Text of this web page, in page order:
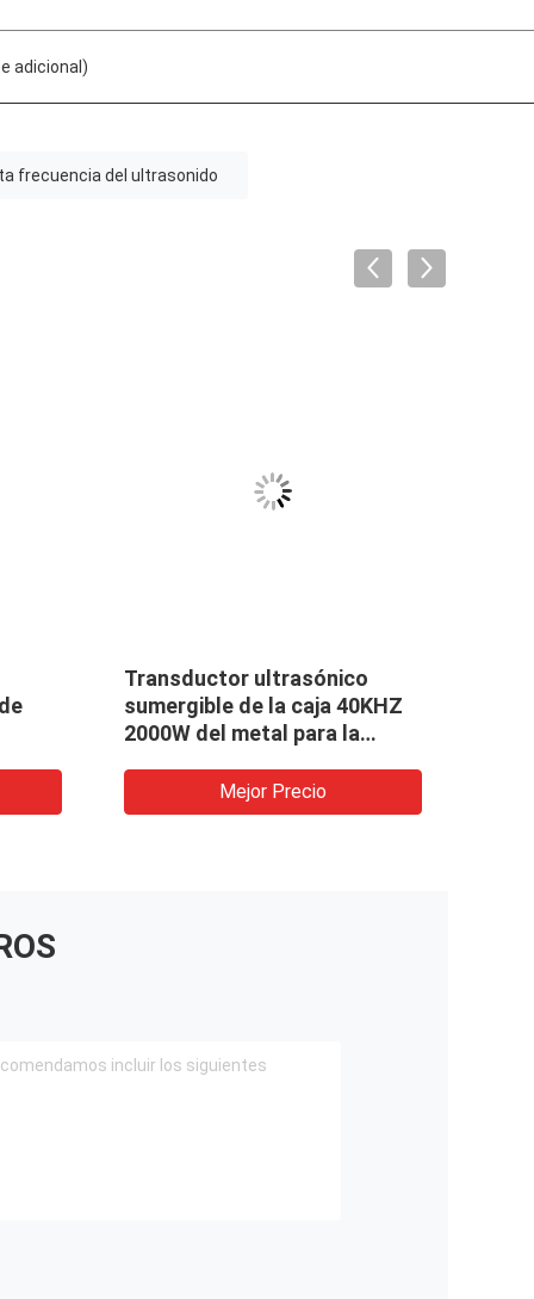
adicional)
frecuencia del ultrasonido
Transductor ultrasónico
sumergible de la caja 40KHZ
2000W del metal para la
Mejor Precio